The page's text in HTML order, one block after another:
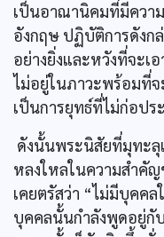
เป็นอาณานิคมที่มีควา
อังกฤษ ปฏิบัติการดังก
อย่างยิ่งและหวังที่จะเ
ไม่อยู่ในภาวะพร้อมที่
เป็นการยุทธ์ที่ไม่ก่อปร
ดังนั้นพระนิสัยที่มุทะลุ
หลงใหลในความสำคัญ
เคยตรัสว่า “ไม่มีบุคค
บุคคลนั้นกำลังพูดอยู่กั